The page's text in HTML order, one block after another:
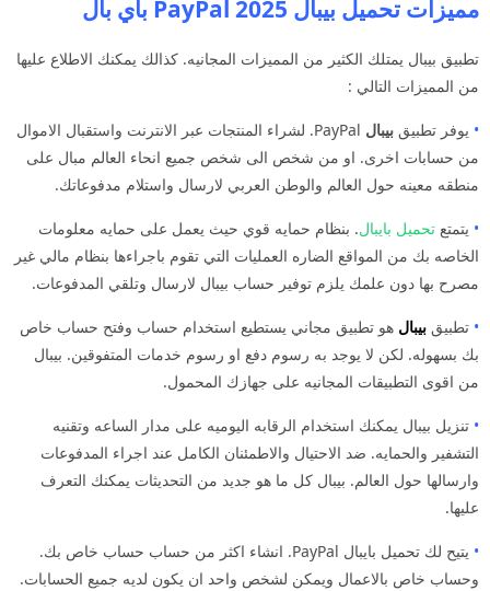
مميزات تحميل بيبال 2025 PayPal باي بال
تطبيق بيبال يمتلك الكثير من المميزات المجانيه. كذالك يمكنك الاطلاع عليها
من المميزات التالي :
• يوفر تطبيق بيبال
PayPal. لشراء المنتجات عبر الانترنت واستقبال الاموال
من حسابات اخرى. او من شخص الى شخص جميع انحاء العالم مبال على
منطقه معينه حول العالم والوطن العربي لارسال واستلام مدفوعاتك.
• يتمتع تحميل بايبال. بنظام حمايه قوي حيث يعمل على حمايه معلومات
الخاصه بك من المواقع الضاره العمليات التي تقوم باجراءها بنظام مالي غير
مصرح بها دون علمك يلزم توفير حساب بيبال لارسال وتلقي المدفوعات.
• تطبيق بيبال هو تطبيق مجاني يستطيع استخدام حساب وفتح حساب خاص
بك بسهوله. لكن لا يوجد به رسوم دفع او رسوم خدمات المتفوقين. بيبال
من اقوى التطبيقات المجانيه على جهازك المحمول.
• تنزيل بيبال يمكنك استخدام الرقابه اليوميه على مدار الساعه وتقنيه
التشفير والحمايه. ضد الاحتيال والاطمئنان الكامل عند اجراء المدفوعات
وارسالها حول العالم. بيبال كل ما هو جديد من التحديثات يمكنك التعرف
عليها.
•
يتيح لك تحميل بايبال PayPal. انشاء اكثر من حساب حساب خاص بك.
وحساب خاص بالاعمال ويمكن لشخص واحد ان يكون لديه جميع الحسابات.